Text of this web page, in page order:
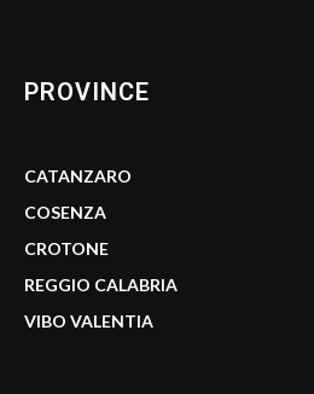
PROVINCE
CATANZARO
COSENZA
CROTONE
REGGIO CALABRIA
VIBO VALENTIA